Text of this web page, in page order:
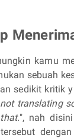
kamu
sebuah
sedikit kritik
translating
", nah